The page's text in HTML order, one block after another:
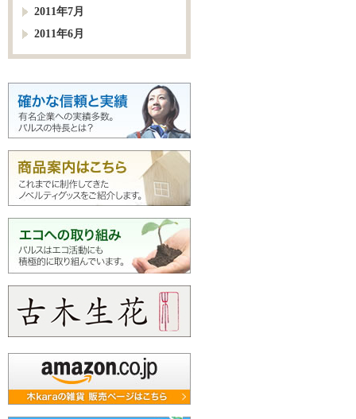
2011年7月
2011年6月